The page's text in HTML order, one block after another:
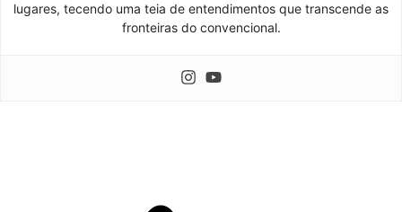
lugares, tecendo uma teia de entendimentos que transcende as
fronteiras do convencional.